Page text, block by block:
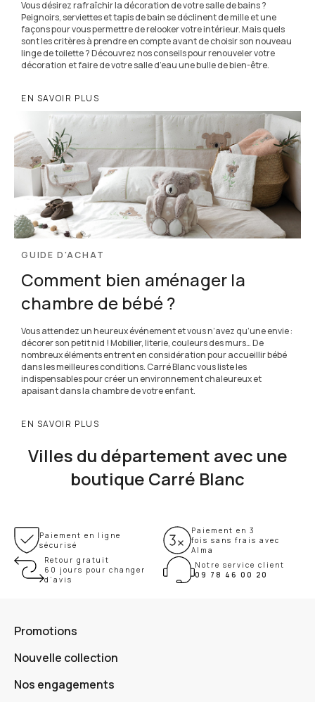
Vous désirez rafraîchir la décoration de votre salle de bains ?
Peignoirs, serviettes et tapis de bain se déclinent de mille et une
façons pour vous permettre de relooker votre intérieur. Mais quels
sont les critères à prendre en compte avant de choisir son nouveau
linge de toilette ? Découvrez nos conseils pour renouveler votre
décoration et faire de votre salle d’eau une bulle de bien-être.
EN SAVOIR PLUS
GUIDE D'ACHAT
Comment bien aménager la
chambre de bébé ?
Vous attendez un heureux événement et vous n’avez qu’une envie :
décorer son petit nid ! Mobilier, literie, couleurs des murs… De
nombreux éléments entrent en considération pour accueillir bébé
dans les meilleures conditions. Carré Blanc vous liste les
indispensables pour créer un environnement chaleureux et
apaisant dans la chambre de votre enfant.
EN SAVOIR PLUS
Villes du département avec une
boutique Carré Blanc
Paiement en ligne
sécurisé
Paiement en 3
fois sans frais avec
Alma
Retour gratuit
60 jours pour changer
d’avis
Notre service client
09 78 46 00 20
Promotions
Nouvelle collection
Nos engagements